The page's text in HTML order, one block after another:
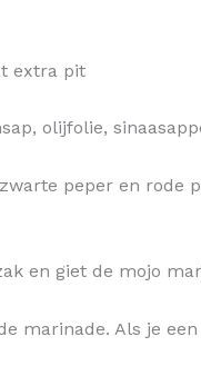
extra pit
olijfolie,
peper en
en giet de mojo
marinade. Als je